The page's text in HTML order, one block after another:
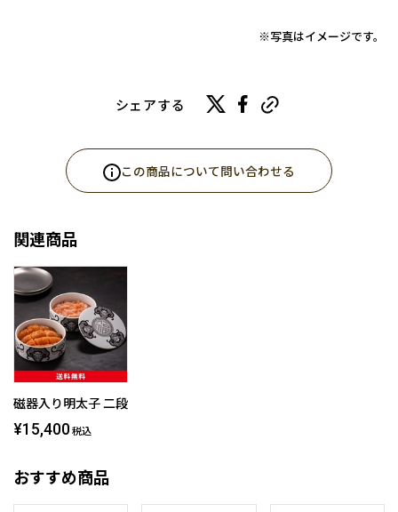
※写真はイメージです。
シェアする
この商品について問い合わせる
関連商品
磁器入り明太子 二段
¥15,400 税込
おすすめ商品